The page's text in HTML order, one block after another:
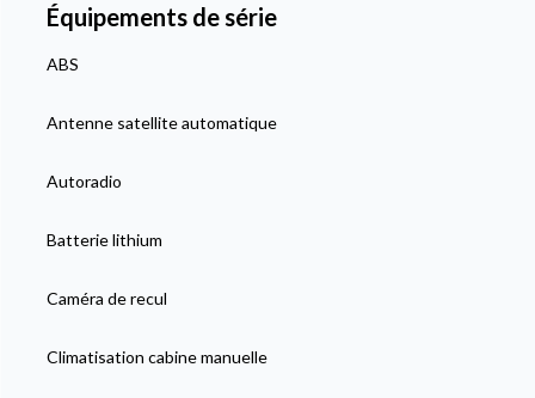
Équipements de série
ABS
Antenne satellite automatique
Autoradio
Batterie lithium
Caméra de recul
Climatisation cabine manuelle